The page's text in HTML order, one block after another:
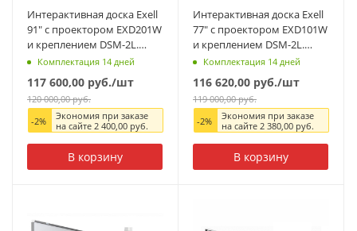
Интерактивная доска Exell
91" с проектором EXD201W
и креплением DSM-2L.
Артикул: EWB91EXD201WL
Комплектация 14 дней
117 600,00 руб./шт
120 000,00руб.
-2%
Экономия при заказе
на сайте 2 400,00руб.
В корзину
Интерактивная доска Exell
77" с проектором EXD101W
и креплением DSM-2L.
Артикул: EWB77EXD101WL
Комплектация 14 дней
116 620,00 руб./шт
119 000,00руб.
-2%
Экономия при заказе
на сайте 2 380,00руб.
В корзину